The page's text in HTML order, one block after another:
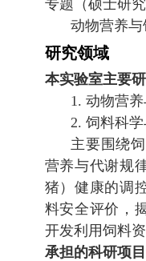
专题（硕士研究
动物营养与
研究领域
本实验室主要
1. 动物营
2. 饲料科
主要围绕
营养与代谢规
猪）健康的调
料安全评价，
开发利用饲料资
承担的科研项目